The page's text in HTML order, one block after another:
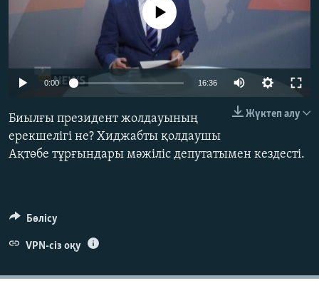
Русский
No media source currently available
0:00 16:36
Жүктеп алу
Биылғы президент жолдауының
ерекшелігі не? Хиджабты қолдаушы
Ақтөбе тұрғындары мәжіліс депутатымен кездесті.
Бөлісу
VPN-сіз оқу